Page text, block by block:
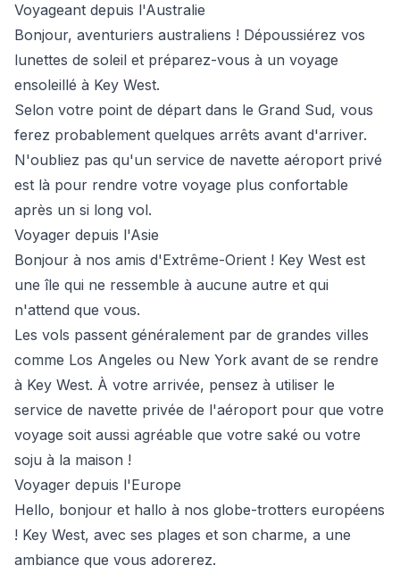
Voyageant depuis l'Australie
Bonjour, aventuriers australiens ! Dépoussiérez vos
lunettes de soleil et préparez-vous à un voyage
ensoleillé à Key West.
Selon votre point de départ dans le Grand Sud, vous
ferez probablement quelques arrêts avant d'arriver.
N'oubliez pas qu'un service de navette aéroport privé
est là pour rendre votre voyage plus confortable
après un si long vol.
Voyager depuis l'Asie
Bonjour à nos amis d'Extrême-Orient ! Key West est
une île qui ne ressemble à aucune autre et qui
n'attend que vous.
Les vols passent généralement par de grandes villes
comme Los Angeles ou New York avant de se rendre
à Key West. À votre arrivée, pensez à utiliser le
service de navette privée de l'aéroport pour que votre
voyage soit aussi agréable que votre saké ou votre
soju à la maison !
Voyager depuis l'Europe
Hello, bonjour et hallo à nos globe-trotters européens
! Key West, avec ses plages et son charme, a une
ambiance que vous adorerez.